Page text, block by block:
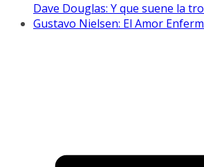
Dave Douglas: Y que suene la
Gustavo Nielsen: El Amor